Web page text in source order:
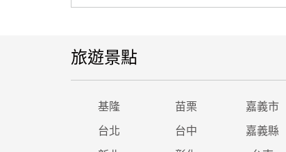
旅遊景點
基隆 苗栗 嘉義市
台北 台中 嘉義縣